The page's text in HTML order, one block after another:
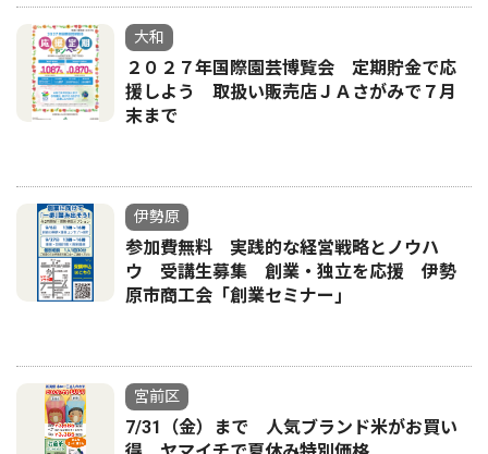
大和
２０２７年国際園芸博覧会 定期貯金で応
援しよう 取扱い販売店ＪＡさがみで７月
末まで
伊勢原
参加費無料 実践的な経営戦略とノウハ
ウ 受講生募集 創業・独立を応援 伊勢
原市商工会「創業セミナー｣
宮前区
7/31（金）まで 人気ブランド米がお買い